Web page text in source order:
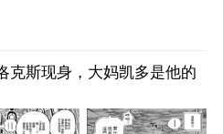
克斯现身，大妈凯多是他的